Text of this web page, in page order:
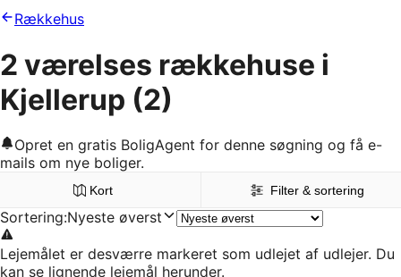
Rækkehus
2 værelses rækkehuse i
Kjellerup (2)
Opret en gratis BoligAgent for denne søgning og få e-
mails om nye boliger.
Kort Filter & sortering
Sortering:Nyeste øverst
Lejemålet er desværre markeret som udlejet af udlejer. Du
kan se lignende lejemål herunder.